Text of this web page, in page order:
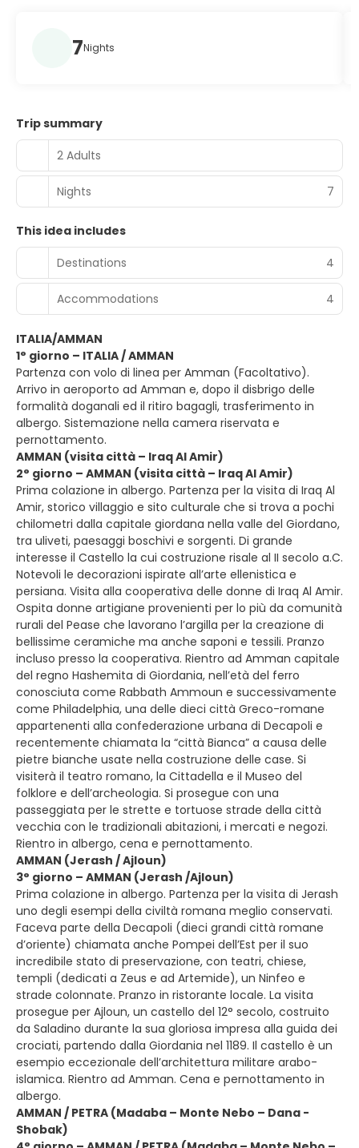
7Nights
Trip summary
2 Adults
Nights 7
This idea includes
Destinations
4
Accommodations 4
ITALIA/AMMAN
1° giorno – ITALIA / AMMAN
Partenza con volo di linea per Amman (Facoltativo).
Arrivo in aeroporto ad Amman e, dopo il disbrigo delle
formalità doganali ed il ritiro bagagli, trasferimento in
albergo. Sistemazione nella camera riservata e
pernottamento.
AMMAN (visita città – Iraq Al Amir)
2° giorno – AMMAN (visita città – Iraq Al Amir)
Prima colazione in albergo. Partenza per la visita di Iraq Al
Amir, storico villaggio e sito culturale che si trova a pochi
chilometri dalla capitale giordana nella valle del Giordano,
tra uliveti, paesaggi boschivi e sorgenti. Di grande
interesse il Castello la cui costruzione risale al II secolo a.C.
Notevoli le decorazioni ispirate all’arte ellenistica e
persiana. Visita alla cooperativa delle donne di Iraq Al Amir.
Ospita donne artigiane provenienti per lo più da comunità
rurali del Pease che lavorano l’argilla per la creazione di
bellissime ceramiche ma anche saponi e tessili. Pranzo
incluso presso la cooperativa. Rientro ad Amman capitale
del regno Hashemita di Giordania, nell’età del ferro
conosciuta come Rabbath Ammoun e successivamente
come Philadelphia, una delle dieci città Greco-romane
appartenenti alla confederazione urbana di Decapoli e
recentemente chiamata la “città Bianca” a causa delle
pietre bianche usate nella costruzione delle case. Si
visiterà il teatro romano, la Cittadella e il Museo del
folklore e dell’archeologia. Si prosegue con una
passeggiata per le strette e tortuose strade della città
vecchia con le tradizionali abitazioni, i mercati e negozi.
Rientro in albergo, cena e pernottamento.
AMMAN (Jerash / Ajloun)
3° giorno – AMMAN (Jerash /Ajloun)
Prima colazione in albergo. Partenza per la visita di Jerash
uno degli esempi della civiltà romana meglio conservati.
Faceva parte della Decapoli (dieci grandi città romane
d’oriente) chiamata anche Pompei dell’Est per il suo
incredibile stato di preservazione, con teatri, chiese,
templi (dedicati a Zeus e ad Artemide), un Ninfeo e
strade colonnate. Pranzo in ristorante locale. La visita
prosegue per Ajloun, un castello del 12° secolo, costruito
da Saladino durante la sua gloriosa impresa alla guida dei
crociati, partendo dalla Giordania nel 1189. Il castello è un
esempio eccezionale dell’architettura militare arabo-
islamica. Rientro ad Amman. Cena e pernottamento in
albergo.
AMMAN / PETRA (Madaba – Monte Nebo – Dana -
Shobak)